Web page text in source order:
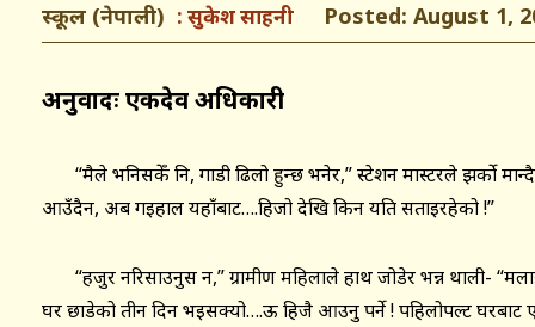
स्कूल (नेपाली) सुकेश साहनी Posted: August 1,
अनुवादः एकदेव अधिकारी
“मैले भनिसकेँ नि, गाडी ढिलो हुन्छ भनेर,” स्टेशन मास्टरले झर्को
आउँदैन, अब गइहाल यहाँबाट….हिजो देखि किन यति सताइरहेको !”
“हजुर नरिसाउनुस न,” ग्रामीण महिलाले हाथ जोडेर भन्न थाली-
घर छाडेको तीन दिन भइसक्यो….ऊ हिजै आउनु पर्ने ! पहिलोपल्ट घरबाट